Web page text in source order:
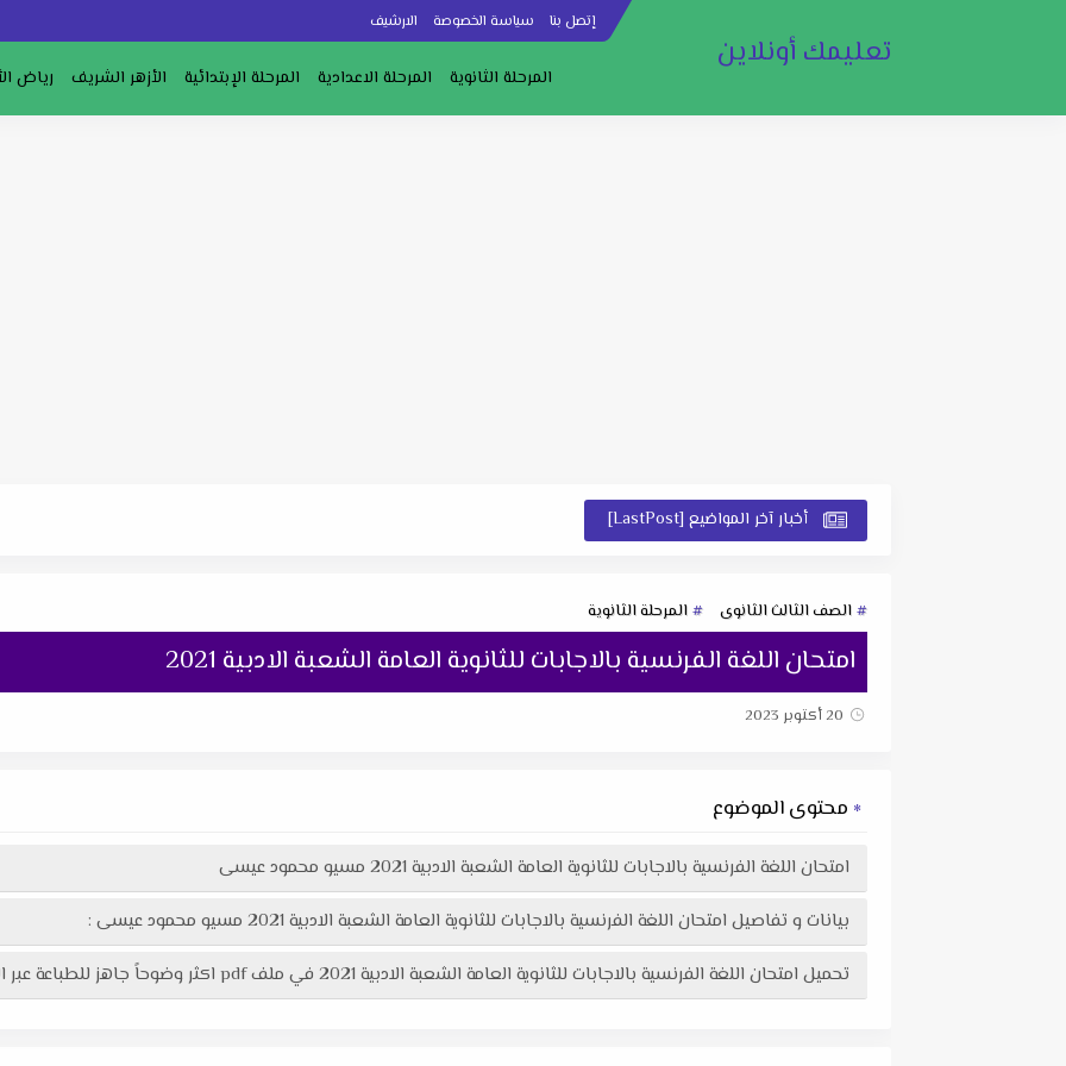
إتصل بنا سياسة الخصوصة الارشيف
تعليمك أونلاين
المرحلة الثانوية المرحلة الاعدادية المرحلة الإبتدائية الأزهر الشريف رياض
أخبار آخر المواضيع [LastPost]
الصف الثالث الثانوى المرحلة الثانوية
امتحان اللغة الفرنسية بالاجابات للثانوية العامة الشعبة الادبية 2021
20 أكتوبر 2023
محتوى الموضوع
امتحان اللغة الفرنسية بالاجابات للثانوية العامة الشعبة الادبية 2021 مسيو محمود عيسى
بيانات و تفاصيل امتحان اللغة الفرنسية بالاجابات للثانوية العامة الشعبة الادبية 2021 مسيو محمود عيسى :
تحميل امتحان اللغة الفرنسية بالاجابات للثانوية العامة الشعبة الادبية 2021 في ملف pdf اكثر وضوحاً جاهز للطباعة عبر الرابط التالى :